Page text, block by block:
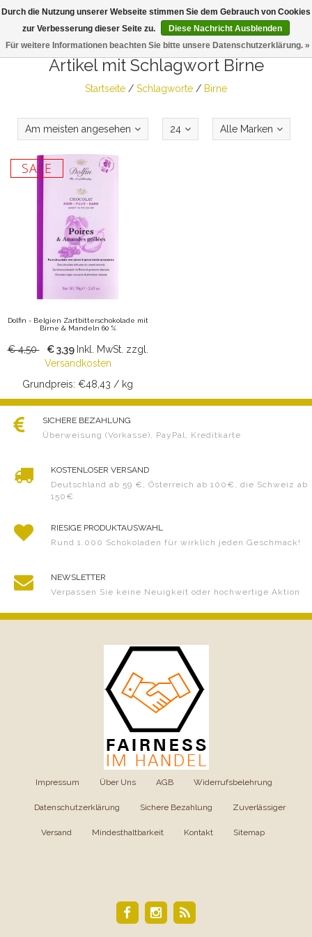
Artikel mit Schlagwort Birne
Startseite / Schlagworte / Birne
Am meisten angesehen 24 Alle Marken
SALE
Dolfin - Belgien Zartbitterschokolade mit
Birne & Mandeln 60 %
€ 4,50 € 3,39 Inkl. MwSt. zzgl.
Versandkosten
Grundpreis: €48,43 / kg
SICHERE BEZAHLUNG
Überweisung (Vorkasse), PayPal, Kreditkarte
KOSTENLOSER VERSAND
Deutschland ab 59 €, Österreich ab 100€, die Schweiz ab
150€
RIESIGE PRODUKTAUSWAHL
Rund 1.000 Schokoladen für wirklich jeden Geschmack!
NEWSLETTER
Verpassen Sie keine Neuigkeit oder hochwertige Aktion
Impressum Über Uns AGB Widerrufsbelehrung
Datenschutzerklärung Sichere Bezahlung Zuverlässiger
Versand Mindesthaltbarkeit Kontakt Sitemap
Durch die Nutzung unserer Webseite stimmen Sie dem Gebrauch von Cookies
zur Verbesserung dieser Seite zu.
Diese Nachricht Ausblenden
Für weitere Informationen beachten Sie bitte unsere Datenschutzerklärung. »